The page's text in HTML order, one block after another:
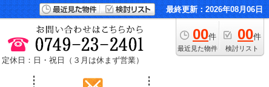
最終更新：2026年08月06日
00件
最近見た物件
00件
検討リスト
定休日：日・祝日（３月は休まず営業）